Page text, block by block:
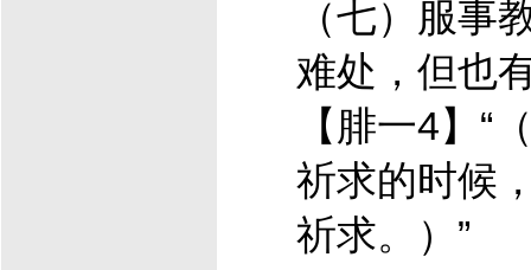
（七）服事
难处，但也
【腓一4】“
祈求的时候
祈求。）”